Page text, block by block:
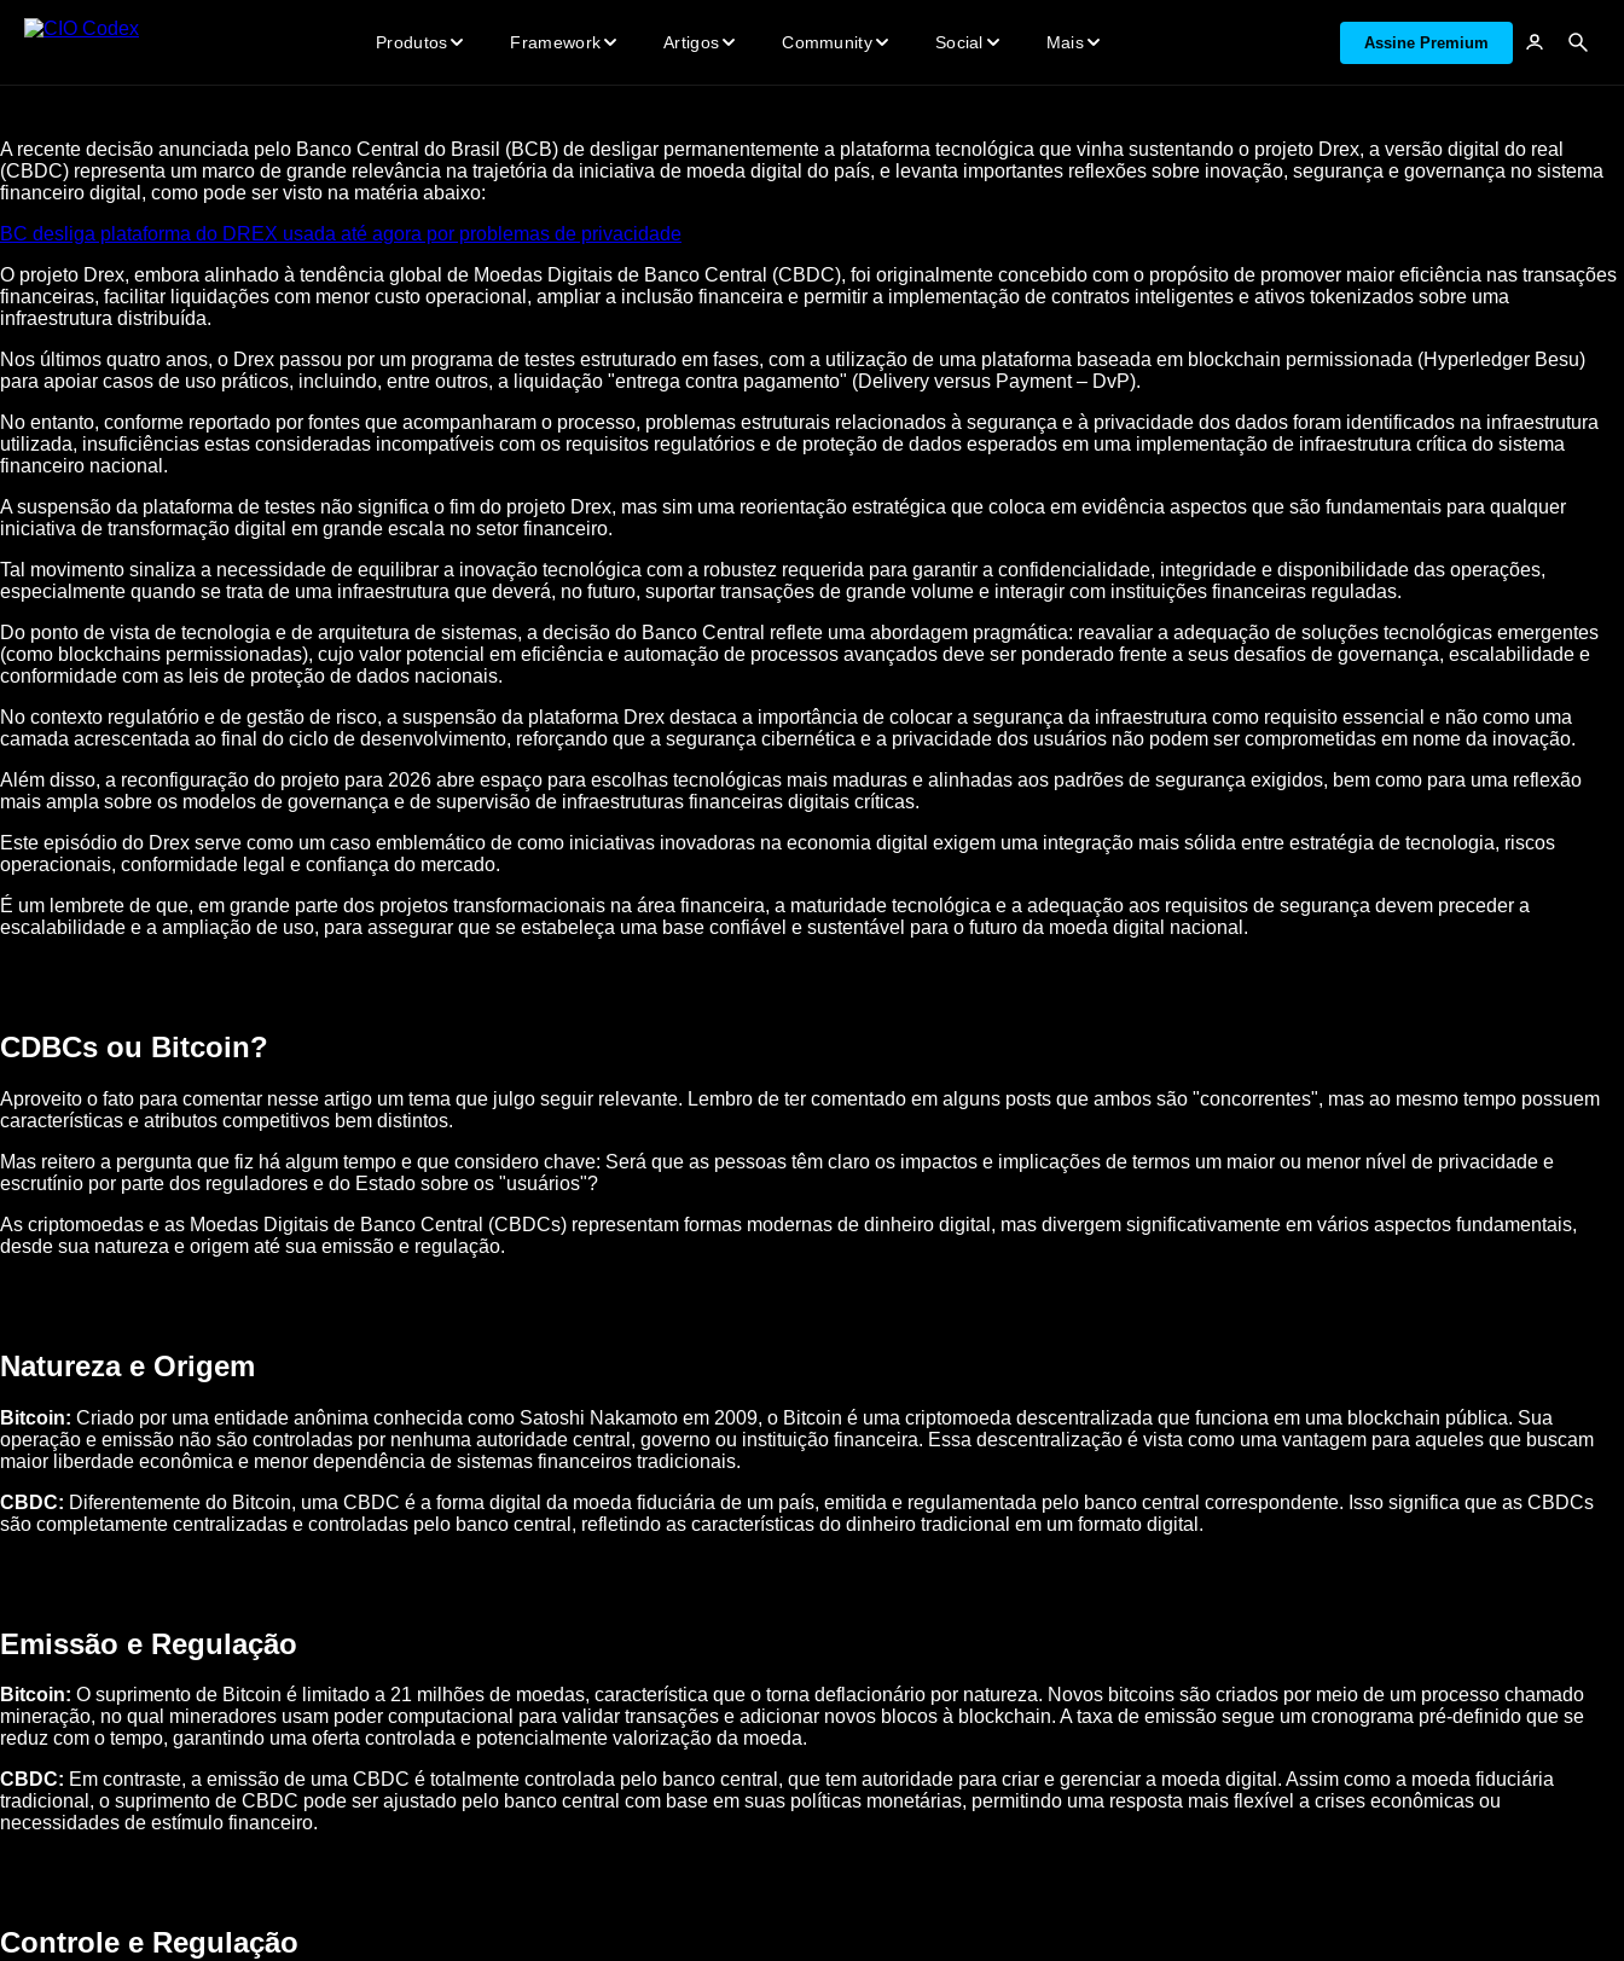
Produtos Framework Artigos Community Social Mais Assine Premium
A recente decisão anunciada pelo Banco Central do Brasil (BCB) de desligar permanentemente a plataforma tecnológica que vinha sustentando o projeto Drex, a versão digital do real
(CBDC) representa um marco de grande relevância na trajetória da iniciativa de moeda digital do país, e levanta importantes reflexões sobre inovação, segurança e governança no sistema
financeiro digital, como pode ser visto na matéria abaixo:
BC desliga plataforma do DREX usada até agora por problemas de privacidade
O projeto Drex, embora alinhado à tendência global de Moedas Digitais de Banco Central (CBDC), foi originalmente concebido com o propósito de promover maior eficiência nas transações
financeiras, facilitar liquidações com menor custo operacional, ampliar a inclusão financeira e permitir a implementação de contratos inteligentes e ativos tokenizados sobre uma
infraestrutura distribuída.
Nos últimos quatro anos, o Drex passou por um programa de testes estruturado em fases, com a utilização de uma plataforma baseada em blockchain permissionada (Hyperledger Besu)
para apoiar casos de uso práticos, incluindo, entre outros, a liquidação "entrega contra pagamento" (Delivery versus Payment – DvP).
No entanto, conforme reportado por fontes que acompanharam o processo, problemas estruturais relacionados à segurança e à privacidade dos dados foram identificados na infraestrutura
utilizada, insuficiências estas consideradas incompatíveis com os requisitos regulatórios e de proteção de dados esperados em uma implementação de infraestrutura crítica do sistema
financeiro nacional.
A suspensão da plataforma de testes não significa o fim do projeto Drex, mas sim uma reorientação estratégica que coloca em evidência aspectos que são fundamentais para qualquer
iniciativa de transformação digital em grande escala no setor financeiro.
Tal movimento sinaliza a necessidade de equilibrar a inovação tecnológica com a robustez requerida para garantir a confidencialidade, integridade e disponibilidade das operações,
especialmente quando se trata de uma infraestrutura que deverá, no futuro, suportar transações de grande volume e interagir com instituições financeiras reguladas.
Do ponto de vista de tecnologia e de arquitetura de sistemas, a decisão do Banco Central reflete uma abordagem pragmática: reavaliar a adequação de soluções tecnológicas emergentes
(como blockchains permissionadas), cujo valor potencial em eficiência e automação de processos avançados deve ser ponderado frente a seus desafios de governança, escalabilidade e
conformidade com as leis de proteção de dados nacionais.
No contexto regulatório e de gestão de risco, a suspensão da plataforma Drex destaca a importância de colocar a segurança da infraestrutura como requisito essencial e não como uma
camada acrescentada ao final do ciclo de desenvolvimento, reforçando que a segurança cibernética e a privacidade dos usuários não podem ser comprometidas em nome da inovação.
Além disso, a reconfiguração do projeto para 2026 abre espaço para escolhas tecnológicas mais maduras e alinhadas aos padrões de segurança exigidos, bem como para uma reflexão
mais ampla sobre os modelos de governança e de supervisão de infraestruturas financeiras digitais críticas.
Este episódio do Drex serve como um caso emblemático de como iniciativas inovadoras na economia digital exigem uma integração mais sólida entre estratégia de tecnologia, riscos
operacionais, conformidade legal e confiança do mercado.
É um lembrete de que, em grande parte dos projetos transformacionais na área financeira, a maturidade tecnológica e a adequação aos requisitos de segurança devem preceder a
escalabilidade e a ampliação de uso, para assegurar que se estabeleça uma base confiável e sustentável para o futuro da moeda digital nacional.
CDBCs ou Bitcoin?
Aproveito o fato para comentar nesse artigo um tema que julgo seguir relevante. Lembro de ter comentado em alguns posts que ambos são "concorrentes", mas ao mesmo tempo possuem
características e atributos competitivos bem distintos.
Mas reitero a pergunta que fiz há algum tempo e que considero chave: Será que as pessoas têm claro os impactos e implicações de termos um maior ou menor nível de privacidade e
escrutínio por parte dos reguladores e do Estado sobre os "usuários"?
As criptomoedas e as Moedas Digitais de Banco Central (CBDCs) representam formas modernas de dinheiro digital, mas divergem significativamente em vários aspectos fundamentais,
desde sua natureza e origem até sua emissão e regulação.
Natureza e Origem
Bitcoin: Criado por uma entidade anônima conhecida como Satoshi Nakamoto em 2009, o Bitcoin é uma criptomoeda descentralizada que funciona em uma blockchain pública. Sua
operação e emissão não são controladas por nenhuma autoridade central, governo ou instituição financeira. Essa descentralização é vista como uma vantagem para aqueles que buscam
maior liberdade econômica e menor dependência de sistemas financeiros tradicionais.
CBDC: Diferentemente do Bitcoin, uma CBDC é a forma digital da moeda fiduciária de um país, emitida e regulamentada pelo banco central correspondente. Isso significa que as CBDCs
são completamente centralizadas e controladas pelo banco central, refletindo as características do dinheiro tradicional em um formato digital.
Emissão e Regulação
Bitcoin: O suprimento de Bitcoin é limitado a 21 milhões de moedas, característica que o torna deflacionário por natureza. Novos bitcoins são criados por meio de um processo chamado
mineração, no qual mineradores usam poder computacional para validar transações e adicionar novos blocos à blockchain. A taxa de emissão segue um cronograma pré-definido que se
reduz com o tempo, garantindo uma oferta controlada e potencialmente valorização da moeda.
CBDC: Em contraste, a emissão de uma CBDC é totalmente controlada pelo banco central, que tem autoridade para criar e gerenciar a moeda digital. Assim como a moeda fiduciária
tradicional, o suprimento de CBDC pode ser ajustado pelo banco central com base em suas políticas monetárias, permitindo uma resposta mais flexível a crises econômicas ou
necessidades de estímulo financeiro.
Controle e Regulação